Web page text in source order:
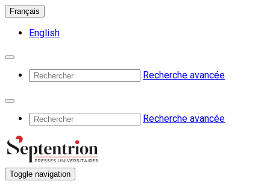
Français
English
Recherche avancée
Recherche avancée
Toggle navigation